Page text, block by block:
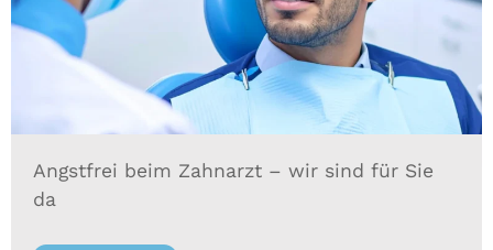
Angstfrei beim Zahnarzt – wir sind für Sie
da